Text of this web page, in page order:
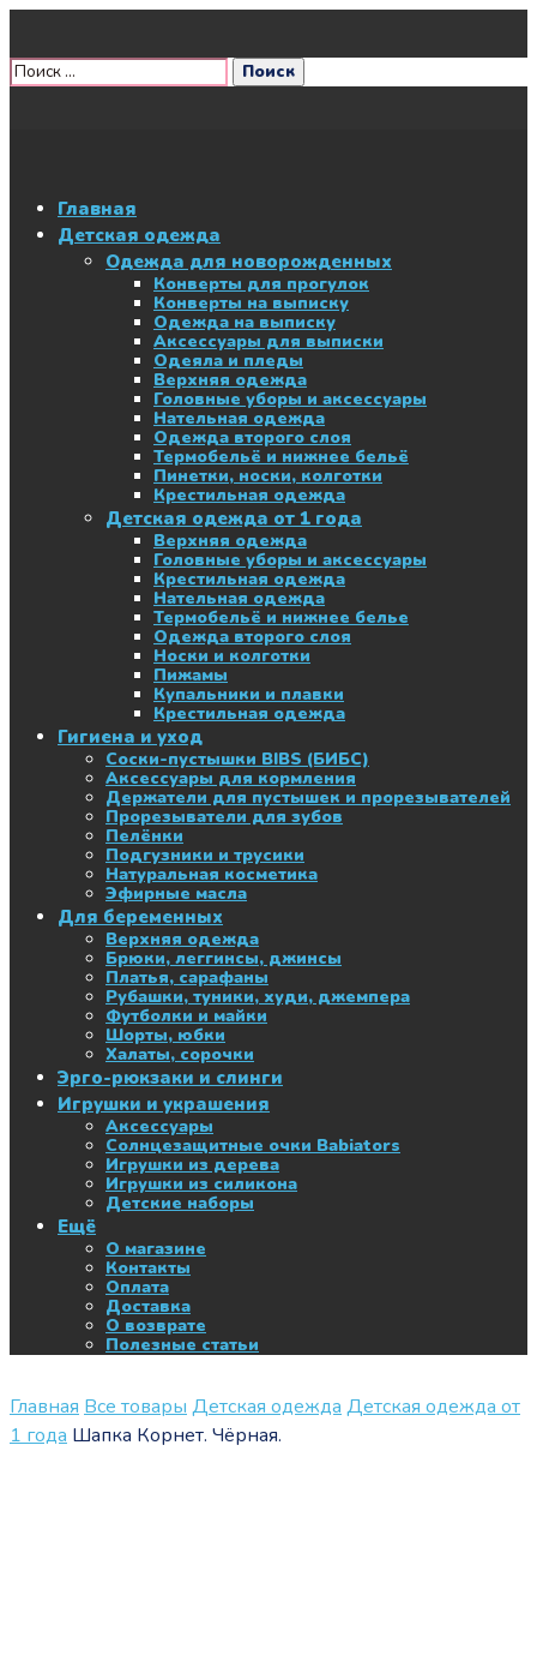
Главная
Детская одежда
Одежда для новорожденных
Конверты для прогулок
Конверты на выписку
Одежда на выписку
Аксессуары для выписки
Одеяла и пледы
Верхняя одежда
Головные уборы и аксессуары
Нательная одежда
Одежда второго слоя
Термобельё и нижнее бельё
Пинетки, носки, колготки
Крестильная одежда
Детская одежда от 1 года
Верхняя одежда
Головные уборы и аксессуары
Крестильная одежда
Нательная одежда
Термобельё и нижнее белье
Одежда второго слоя
Носки и колготки
Пижамы
Купальники и плавки
Крестильная одежда
Гигиена и уход
Соски-пустышки BIBS (БИБС)
Аксессуары для кормления
Держатели для пустышек и прорезывателей
Прорезыватели для зубов
Пелёнки
Подгузники и трусики
Натуральная косметика
Эфирные масла
Для беременных
Верхняя одежда
Брюки, леггинсы, джинсы
Платья, сарафаны
Рубашки, туники, худи, джемпера
Футболки и майки
Шорты, юбки
Халаты, сорочки
Эрго-рюкзаки и слинги
Игрушки и украшения
Аксессуары
Солнцезащитные очки Babiators
Игрушки из дерева
Игрушки из силикона
Детские наборы
Ещё
О магазине
Контакты
Оплата
Доставка
О возврате
Полезные статьи
Главная Все товары Детская одежда Детская одежда от
1 года Шапка Корнет. Чёрная.